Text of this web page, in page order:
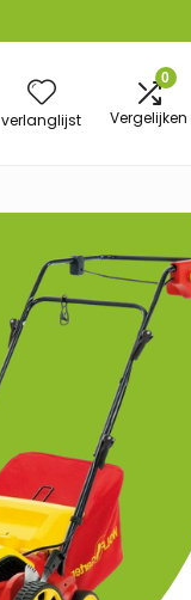
verlanglijst
0
Vergelijken